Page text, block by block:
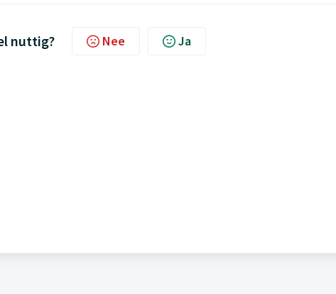
nuttig? Nee Ja